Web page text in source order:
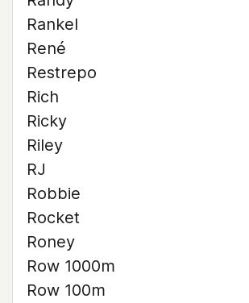
Rankel
René
Restrepo
Rich
Ricky
Riley
RJ
Robbie
Rocket
Roney
Row 1000m
Row 100m